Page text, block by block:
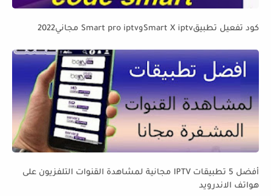
كود تفعيل تطبيقSmart X iptvوSmart pro iptv مجاني2022
أفضل 5 تطبيقات IPTV مجانية لمشاهدة القنوات التلفزيون على
هواتف الاندرويد